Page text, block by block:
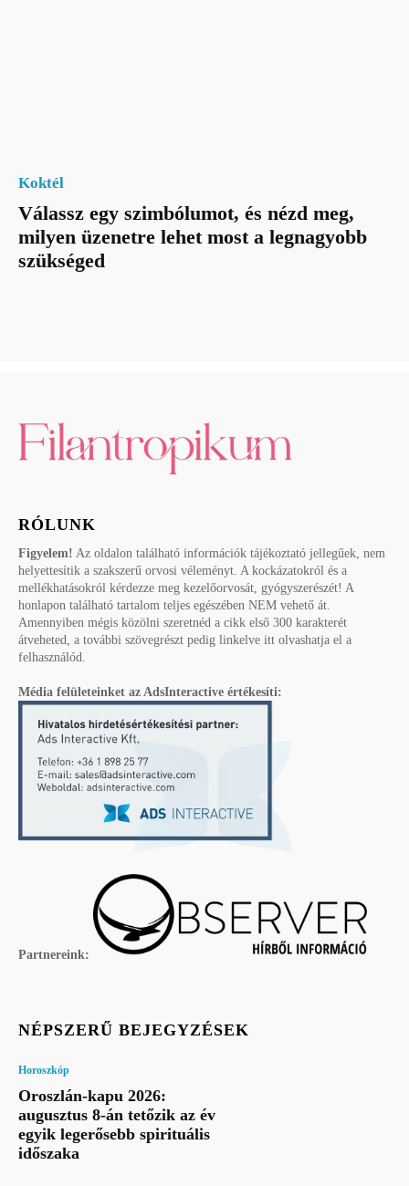
Koktél
Válassz egy szimbólumot, és nézd meg,
milyen üzenetre lehet most a legnagyobb
szükséged
RÓLUNK
Figyelem! Az oldalon található információk tájékoztató jellegűek, nem
helyettesítik a szakszerű orvosi véleményt. A kockázatokról és a
mellékhatásokról kérdezze meg kezelőorvosát, gyógyszerészét! A
honlapon található tartalom teljes egészében NEM vehető át.
Amennyiben mégis közölni szeretnéd a cikk első 300 karakterét
átveheted, a további szövegrészt pedig linkelve itt olvashatja el a
felhasználód.
Média felületeinket az AdsInteractive értékesíti:
Partnereink:
NÉPSZERŰ BEJEGYZÉSEK
Horoszkóp
Oroszlán-kapu 2026:
augusztus 8-án tetőzik az év
egyik legerősebb spirituális
időszaka